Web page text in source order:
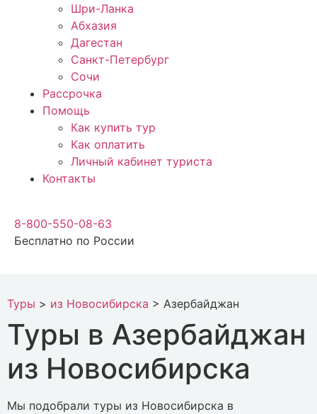
Шри-Ланка
Абхазия
Дагестан
Санкт-Петербург
Сочи
Рассрочка
Помощь
Как купить тур
Как оплатить
Личный кабинет туриста
Контакты
8-800-550-08-63
Бесплатно по России
Туры > из Новосибирска > Азербайджан
Туры в Азербайджан
из Новосибирска
Мы подобрали туры из Новосибирска в